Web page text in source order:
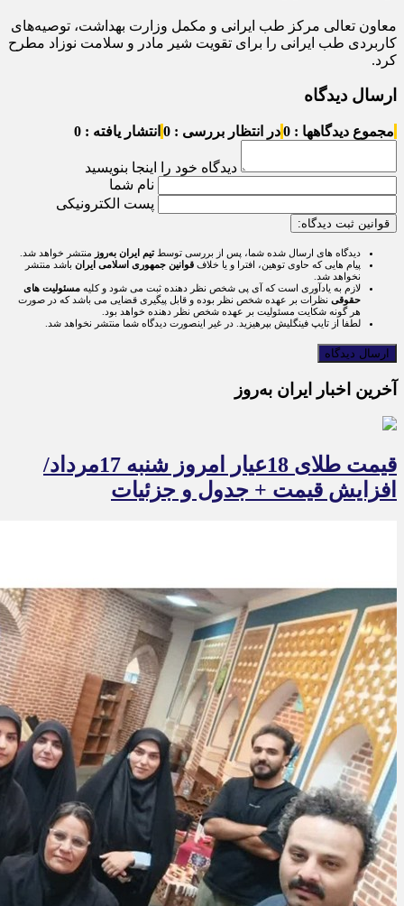
معاون تعالی مرکز طب ایرانی و مکمل وزارت بهداشت، توصیه‌های
کاربردی طب ایرانی را برای تقویت شیر مادر و سلامت نوزاد مطرح
کرد.
ارسال دیدگاه
مجموع دیدگاهها : 0 در انتظار بررسی : 0 انتشار یافته : 0
دیدگاه خود را اینجا بنویسید
نام شما
پست الکترونیکی
قوانین ثبت دیدگاه:
دیدگاه های ارسال شده شما، پس از بررسی توسطتیم ایران به‌روز منتشر خواهد شد.
پیام هایی که حاوی توهین، افترا و یا خلاف قوانین جمهوری اسلامی ایران باشد منتشر
نخواهد شد.
لازم به یادآوری است که آی پی شخص نظر دهنده ثبت می شود و کلیه مسئولیت های
حقوقی نظرات بر عهده شخص نظر بوده و قابل پیگیری قضایی می باشد که در صورت
هر گونه شکایت مسئولیت بر عهده شخص نظر دهنده خواهد بود.
لطفا از تایپ فینگلیش بپرهیزید. در غیر اینصورت دیدگاه شما منتشر نخواهد شد.
آخرین اخبار ایران به‌روز
قیمت طلای 18عیار امروز شنبه 17مرداد/
افزایش قیمت + جدول و جزئیات